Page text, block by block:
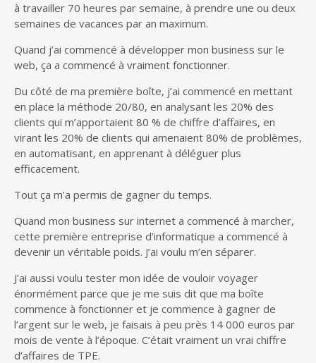
à travailler 70 heures par semaine, à prendre une ou deux
semaines de vacances par an maximum.
Quand j’ai commencé à développer mon business sur le
web, ça a commencé à vraiment fonctionner.
Du côté de ma première boîte, j’ai commencé en mettant
en place la méthode 20/80, en analysant les 20% des
clients qui m’apportaient 80 % de chiffre d’affaires, en
virant les 20% de clients qui amenaient 80% de problèmes,
en automatisant, en apprenant à déléguer plus
efficacement.
Tout ça m’a permis de gagner du temps.
Quand mon business sur internet a commencé à marcher,
cette première entreprise d’informatique a commencé à
devenir un véritable poids. J’ai voulu m’en séparer.
J’ai aussi voulu tester mon idée de vouloir voyager
énormément parce que je me suis dit que ma boîte
commence à fonctionner et je commence à gagner de
l’argent sur le web, je faisais à peu près 14 000 euros par
mois de vente à l’époque. C’était vraiment un vrai chiffre
d’affaires de TPE.